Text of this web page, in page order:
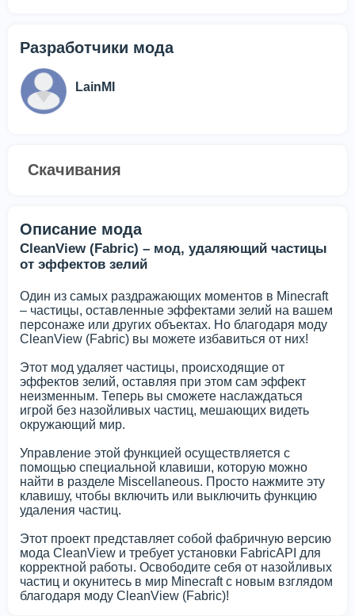
Разработчики мода
LainMI
Скачивания
Описание мода
CleanView (Fabric) – мод, удаляющий частицы
от эффектов зелий
Один из самых раздражающих моментов в Minecraft
– частицы, оставленные эффектами зелий на вашем
персонаже или других объектах. Но благодаря моду
CleanView (Fabric) вы можете избавиться от них!
Этот мод удаляет частицы, происходящие от
эффектов зелий, оставляя при этом сам эффект
неизменным. Теперь вы сможете наслаждаться
игрой без назойливых частиц, мешающих видеть
окружающий мир.
Управление этой функцией осуществляется с
помощью специальной клавиши, которую можно
найти в разделе Miscellaneous. Просто нажмите эту
клавишу, чтобы включить или выключить функцию
удаления частиц.
Этот проект представляет собой фабричную версию
мода CleanView и требует установки FabricAPI для
корректной работы. Освободите себя от назойливых
частиц и окунитесь в мир Minecraft с новым взглядом
благодаря моду CleanView (Fabric)!